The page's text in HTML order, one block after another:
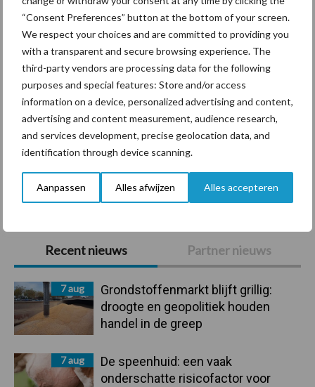
“Consent Preferences” button at the bottom of your screen.
We respect your choices and are committed to providing you
with a transparent and secure browsing experience. The
third-party vendors are processing data for the following
purposes and special features: Store and/or access
information on a device, personalized advertising and content,
advertising and content measurement, audience research,
and services development, precise geolocation data, and
identification through device scanning.
Aanpassen Alles afwijzen Alles accepteren
Primaire
Sidebar
Recent nieuws Partner nieuws
7 aug
Grondstoffenmarkt blijft grillig:
droogte en geopolitiek houden
handel in de greep
7 aug
De speenhuid: een vaak
onderschatte risicofactor voor
Diergezondheid Bemesting Fokkerij
Bedrijfsnieuws
Ligbox &
Voerhekken
Toon meer